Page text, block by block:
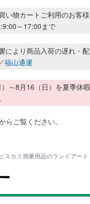
い物カートご利用のお客
～17:00まで
により商品入荷の遅れ・
福山通運
～8月16（日）を夏季休
らご覧ください。
カス測量用品のランドアート